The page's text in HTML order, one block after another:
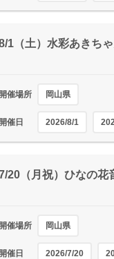
1（土）水彩あきち
開催場所 岡山県
開催日 2026/8/1
20（月祝）ひなの花
開催場所 岡山県
開催日 2026/7/20